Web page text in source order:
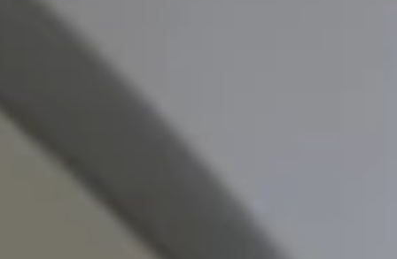
Pôle enfance et adolescence
PROFESSIONNELS DE LA SANTÉ